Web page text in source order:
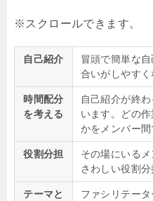
自己紹介
冒頭で簡単な
合いがしやすく
時間配分
を考える
自己紹介が終
います。どの
かをメンバー間
役割分担
その場にいる
さわしい役割分
テーマと
ファシリテー